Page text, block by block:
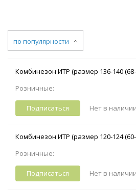
по популярности
Комбинезон ИТР (размер 136-140 (68-
Розничные:
Подписаться Нет в наличии
Комбинезон ИТР (размер 120-124 (60-
Розничные:
Подписаться Нет в наличии